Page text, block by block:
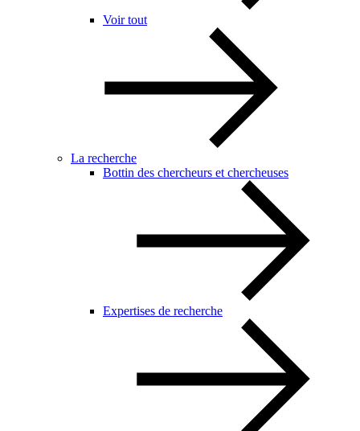
Voir tout
La recherche
Bottin des chercheurs et chercheuses
Expertises de recherche